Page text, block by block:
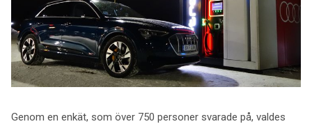
Genom en enkät, som över 750 personer svarade på, valdes